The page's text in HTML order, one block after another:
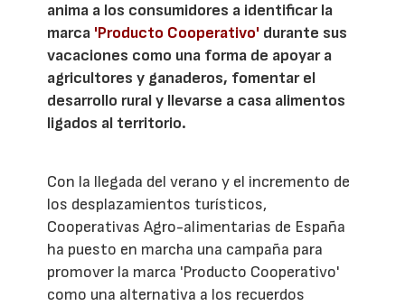
anima a los consumidores a identificar la
marca 'Producto Cooperativo' durante sus
vacaciones como una forma de apoyar a
agricultores y ganaderos, fomentar el
desarrollo rural y llevarse a casa alimentos
ligados al territorio.
Con la llegada del verano y el incremento de
los desplazamientos turísticos,
Cooperativas Agro-alimentarias de España
ha puesto en marcha una campaña para
promover la marca 'Producto Cooperativo'
como una alternativa a los recuerdos